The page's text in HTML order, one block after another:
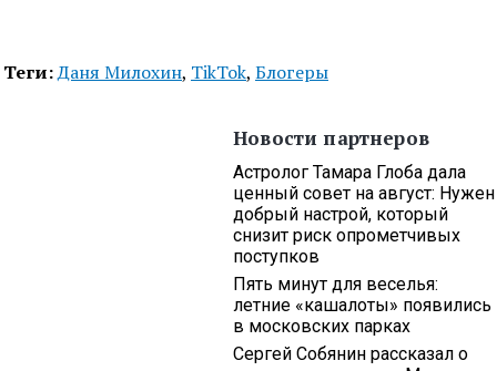
Теги:Даня Милохин, TikTok, Блогеры
Новости партнеров
Астролог Тамара Глоба дала
ценный совет на август: Нужен
добрый настрой, который
снизит риск опрометчивых
поступков
Пять минут для веселья:
летние «кашалоты» появились
в московских парках
Сергей Собянин рассказал о